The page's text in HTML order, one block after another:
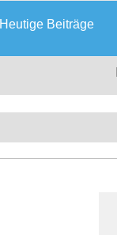
Heutige Beiträge